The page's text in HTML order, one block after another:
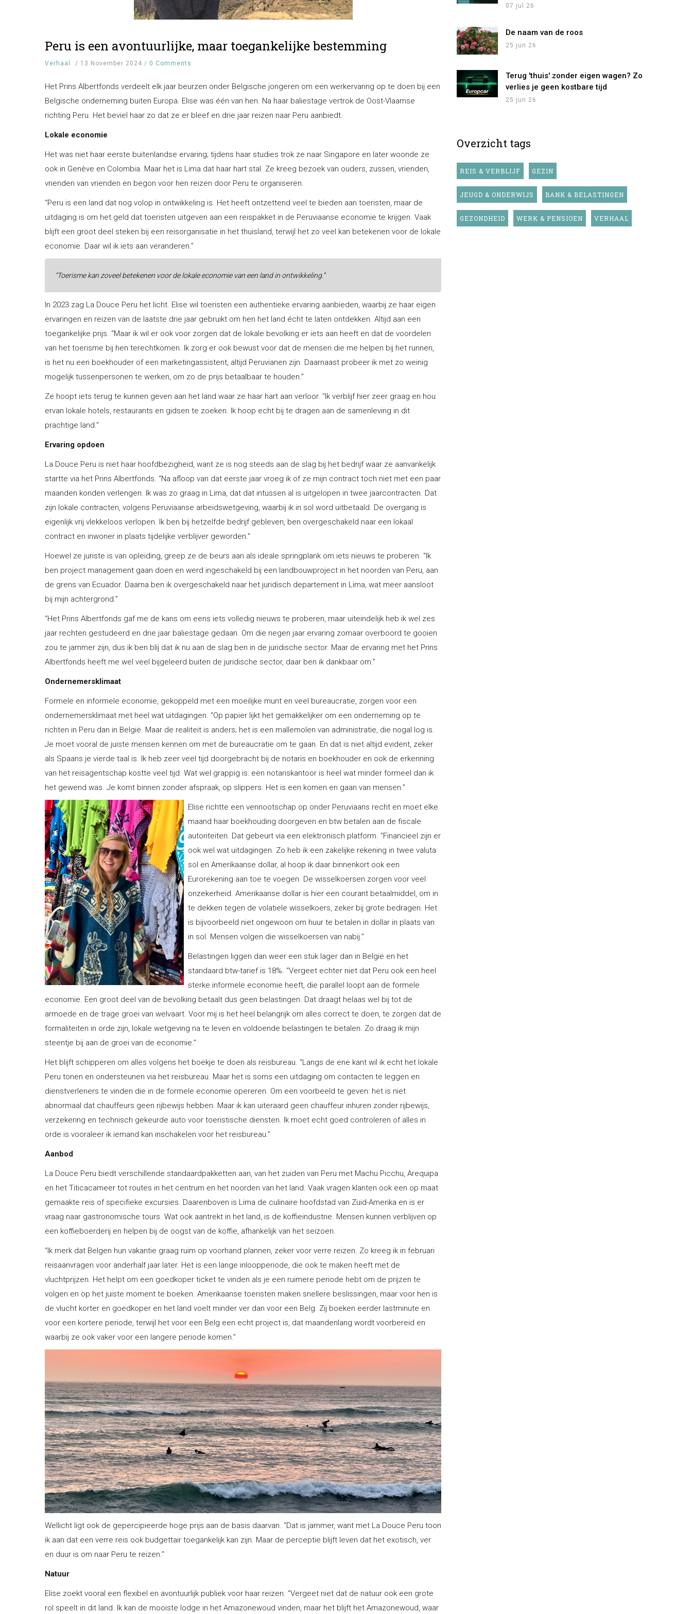
Peru is een avontuurlijke, maar toegankelijke bestemming
Verhaal / 13 November 2024 / 0 Comments
Het Prins Albertfonds verdeelt elk jaar beurzen onder Belgische jongeren om een werkervaring op te doen bij een
Belgische onderneming buiten Europa. Elise was één van hen. Na haar baliestage vertrok de Oost-Vlaamse
richting Peru. Het beviel haar zo dat ze er bleef en drie jaar reizen naar Peru aanbiedt.
Lokale economie
Het was niet haar eerste buitenlandse ervaring; tijdens haar studies trok ze naar Singapore en later woonde ze
ook in Genève en Colombia. Maar het is Lima dat haar hart stal. Ze kreeg bezoek van ouders, zussen, vrienden,
vrienden van vrienden en begon voor hen reizen door Peru te organiseren.
“Peru is een land dat nog volop in ontwikkeling is. Het heeft ontzettend veel te bieden aan toeristen, maar de
uitdaging is om het geld dat toeristen uitgeven aan een reispakket in de Peruviaanse economie te krijgen. Vaak
blijft een groot deel steken bij een reisorganisatie in het thuisland, terwijl het zo veel kan betekenen voor de lokale
economie. Daar wil ik iets aan veranderen.”
“Toerisme kan zoveel betekenen voor de lokale economie van een land in ontwikkeling.”
In 2023 zag La Douce Peru het licht. Elise wil toeristen een authentieke ervaring aanbieden, waarbij ze haar eigen
ervaringen en reizen van de laatste drie jaar gebruikt om hen het land écht te laten ontdekken. Altijd aan een
toegankelijke prijs. “Maar ik wil er ook voor zorgen dat de lokale bevolking er iets aan heeft en dat de voordelen
van het toerisme bij hen terechtkomen. Ik zorg er ook bewust voor dat de mensen die me helpen bij het runnen,
is het nu een boekhouder of een marketingassistent, altijd Peruvianen zijn. Daarnaast probeer ik met zo weinig
mogelijk tussenpersonen te werken, om zo de prijs betaalbaar te houden.”
Ze hoopt iets terug te kunnen geven aan het land waar ze haar hart aan verloor. “Ik verblijf hier zeer graag en hou
ervan lokale hotels, restaurants en gidsen te zoeken. Ik hoop echt bij te dragen aan de samenleving in dit
prachtige land.”
Ervaring opdoen
La Douce Peru is niet haar hoofdbezigheid, want ze is nog steeds aan de slag bij het bedrijf waar ze aanvankelijk
startte via het Prins Albertfonds. “Na afloop van dat eerste jaar vroeg ik of ze mijn contract toch niet met een paar
maanden konden verlengen. Ik was zo graag in Lima, dat dat intussen al is uitgelopen in twee jaarcontracten. Dat
zijn lokale contracten, volgens Peruviaanse arbeidswetgeving, waarbij ik in sol word uitbetaald. De overgang is
eigenlijk vrij vlekkeloos verlopen. Ik ben bij hetzelfde bedrijf gebleven, ben overgeschakeld naar een lokaal
contract en inwoner in plaats tijdelijke verblijver geworden.”
Hoewel ze juriste is van opleiding, greep ze de beurs aan als ideale springplank om iets nieuws te proberen. “Ik
ben project management gaan doen en werd ingeschakeld bij een landbouwproject in het noorden van Peru, aan
de grens van Ecuador. Daarna ben ik overgeschakeld naar het juridisch departement in Lima, wat meer aansloot
bij mijn achtergrond.”
“Het Prins Albertfonds gaf me de kans om eens iets volledig nieuws te proberen, maar uiteindelijk heb ik wel zes
jaar rechten gestudeerd en drie jaar baliestage gedaan. Om die negen jaar ervaring zomaar overboord te gooien
zou te jammer zijn, dus ik ben blij dat ik nu aan de slag ben in de juridische sector. Maar de ervaring met het Prins
Albertfonds heeft me wel veel bijgeleerd buiten de juridische sector, daar ben ik dankbaar om.”
Ondernemersklimaat
Formele en informele economie, gekoppeld met een moeilijke munt en veel bureaucratie, zorgen voor een
ondernemersklimaat met heel wat uitdagingen. “Op papier lijkt het gemakkelijker om een onderneming op te
richten in Peru dan in België. Maar de realiteit is anders; het is een mallemolen van administratie, die nogal log is.
Je moet vooral de juiste mensen kennen om met de bureaucratie om te gaan. En dat is niet altijd evident, zeker
als Spaans je vierde taal is. Ik heb zeer veel tijd doorgebracht bij de notaris en boekhouder en ook de erkenning
van het reisagentschap kostte veel tijd. Wat wel grappig is: een notariskantoor is heel wat minder formeel dan ik
het gewend was. Je komt binnen zonder afspraak, op slippers. Het is een komen en gaan van mensen.”
Elise richtte een vennootschap op onder Peruviaans recht en moet elke
maand haar boekhouding doorgeven en btw betalen aan de fiscale
autoriteiten. Dat gebeurt via een elektronisch platform. “Financieel zijn er
ook wel wat uitdagingen. Zo heb ik een zakelijke rekening in twee valuta:
sol en Amerikaanse dollar, al hoop ik daar binnenkort ook een
Eurorekening aan toe te voegen. De wisselkoersen zorgen voor veel
onzekerheid. Amerikaanse dollar is hier een courant betaalmiddel, om in
te dekken tegen de volatiele wisselkoers, zeker bij grote bedragen. Het
is bijvoorbeeld niet ongewoon om huur te betalen in dollar in plaats van
in sol. Mensen volgen die wisselkoersen van nabij.”
Belastingen liggen dan weer een stuk lager dan in België en het
standaard btw-tarief is 18%. “Vergeet echter niet dat Peru ook een heel
sterke informele economie heeft, die parallel loopt aan de formele
economie. Een groot deel van de bevolking betaalt dus geen belastingen. Dat draagt helaas wel bij tot de
armoede en de trage groei van welvaart. Voor mij is het heel belangrijk om alles correct te doen, te zorgen dat de
formaliteiten in orde zijn, lokale wetgeving na te leven en voldoende belastingen te betalen. Zo draag ik mijn
steentje bij aan de groei van de economie.”
Het blijft schipperen om alles volgens het boekje te doen als reisbureau. “Langs de ene kant wil ik echt het lokale
Peru tonen en ondersteunen via het reisbureau. Maar het is soms een uitdaging om contacten te leggen en
dienstverleners te vinden die in de formele economie opereren. Om een voorbeeld te geven: het is niet
abnormaal dat chauffeurs geen rijbewijs hebben. Maar ik kan uiteraard geen chauffeur inhuren zonder rijbewijs,
verzekering en technisch gekeurde auto voor toeristische diensten. Ik moet echt goed controleren of alles in
orde is vooraleer ik iemand kan inschakelen voor het reisbureau.”
Aanbod
La Douce Peru biedt verschillende standaardpakketten aan, van het zuiden van Peru met Machu Picchu, Arequipa
en het Titicacameer tot routes in het centrum en het noorden van het land. Vaak vragen klanten ook een op maat
gemaakte reis of specifieke excursies. Daarenboven is Lima de culinaire hoofdstad van Zuid-Amerika en is er
vraag naar gastronomische tours. Wat ook aantrekt in het land, is de koffieindustrie. Mensen kunnen verblijven op
een koffieboerderij en helpen bij de oogst van de koffie, afhankelijk van het seizoen.
“Ik merk dat Belgen hun vakantie graag ruim op voorhand plannen, zeker voor verre reizen. Zo kreeg ik in februari
reisaanvragen voor anderhalf jaar later. Het is een lange inloopperiode, die ook te maken heeft met de
vluchtprijzen. Het helpt om een goedkoper ticket te vinden als je een ruimere periode hebt om de prijzen te
volgen en op het juiste moment te boeken. Amerikaanse toeristen maken snellere beslissingen, maar voor hen is
de vlucht korter en goedkoper en het land voelt minder ver dan voor een Belg. Zij boeken eerder lastminute en
voor een kortere periode, terwijl het voor een Belg een echt project is, dat maandenlang wordt voorbereid en
waarbij ze ook vaker voor een langere periode komen.”
Wellicht ligt ook de gepercipieerde hoge prijs aan de basis daarvan. “Dat is jammer, want met La Douce Peru toon
ik aan dat een verre reis ook budgettair toegankelijk kan zijn. Maar de perceptie blijft leven dat het exotisch, ver
en duur is om naar Peru te reizen.”
Natuur
Elise zoekt vooral een flexibel en avontuurlijk publiek voor haar reizen. “Vergeet niet dat de natuur ook een grote
rol speelt in dit land. Ik kan de mooiste lodge in het Amazonewoud vinden, maar het blijft het Amazonewoud, waar
07 jul 26
De naam van de roos
25 jun 26
Terug 'thuis' zonder eigen wagen? Zo
verlies je geen kostbare tijd
25 jun 26
Overzicht tags
REIS & VERBLIJF GEZIN
JEUGD & ONDERWIJS BANK & BELASTINGEN
GEZONDHEID WERK & PENSIOEN VERHAAL